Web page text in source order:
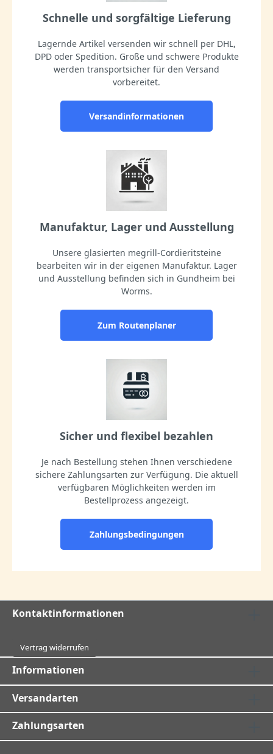
Schnelle und sorgfältige Lieferung
Lagernde Artikel versenden wir schnell per DHL,
DPD oder Spedition. Große und schwere Produkte
werden transportsicher für den Versand
vorbereitet.
Versandinformationen
Manufaktur, Lager und Ausstellung
Unsere glasierten megrill-Cordieritsteine
bearbeiten wir in der eigenen Manufaktur. Lager
und Ausstellung befinden sich in Gundheim bei
Worms.
Zum Routenplaner
Sicher und flexibel bezahlen
Je nach Bestellung stehen Ihnen verschiedene
sichere Zahlungsarten zur Verfügung. Die aktuell
verfügbaren Möglichkeiten werden im
Bestellprozess angezeigt.
Zahlungsbedingungen
Kontaktinformationen
Vertrag widerrufen
Informationen
Versandarten
Zahlungsarten